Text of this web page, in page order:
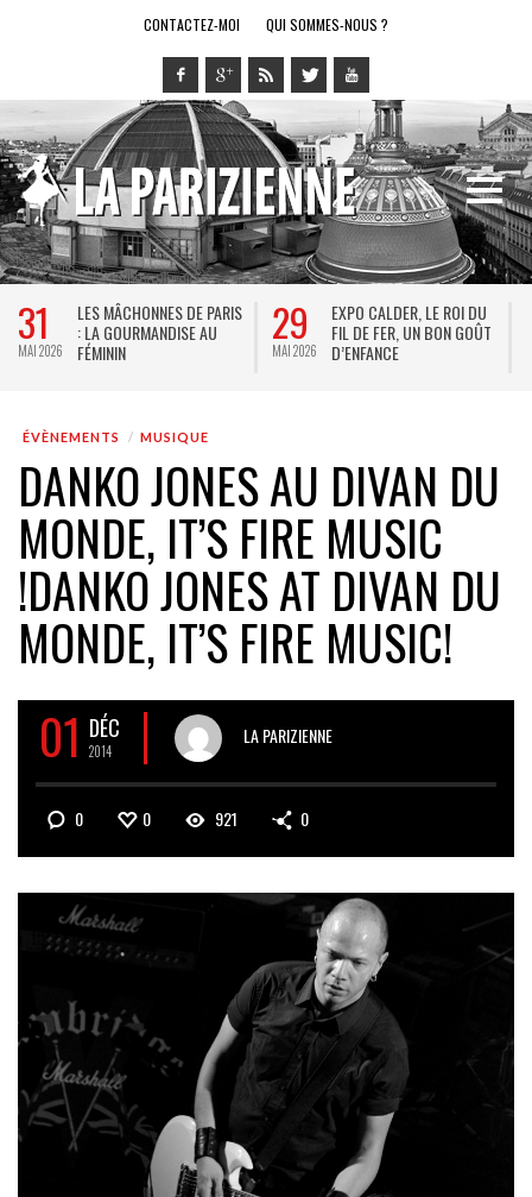
CONTACTEZ-MOI QUI SOMMES-NOUS ?
28
MAI 2026
LE RING DE KATHARSY, UN
SPECTACLE EN FORME DE
JEU VIDÉO !
14
MAI 2026
BREL ET LA DANSE AU
THÉÂTRE DE LA VILLE : DE
KEERSMAEKER SUBLIME
ÉVÈNEMENTS MUSIQUE
DANKO JONES AU DIVAN DU
MONDE, IT’S FIRE MUSIC
!DANKO JONES AT DIVAN DU
MONDE, IT’S FIRE MUSIC!
01 DÉC
2014
LA PARIZIENNE
0 0 921 0